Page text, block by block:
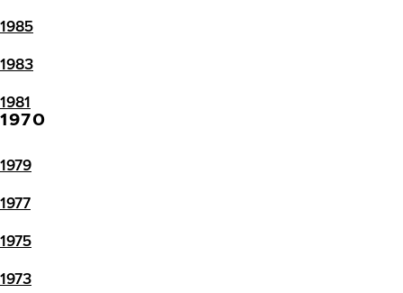
1985
1983
1981
1970
1979
1977
1975
1973